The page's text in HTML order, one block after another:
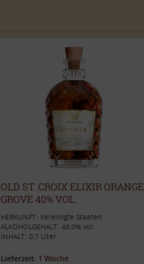
OLD ST. CROIX ELIXIR ORANGE
GROVE 40% VOL.
HERKUNFT: Vereinigte Staaten
ALKOHOLGEHALT: 40,0% vol.
INHALT: 0,7 Liter
Lieferzeit: 1 Woche